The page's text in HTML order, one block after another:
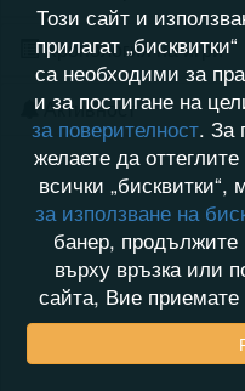
Хронология на игри
Активност
Този сайт и
прилагат
са необходими за
и за постигане на
за поверителност. За
желаете да
всички „бисквитки“,
за използване на
банер, продължите
върху връзка или
сайта, Вие приемате